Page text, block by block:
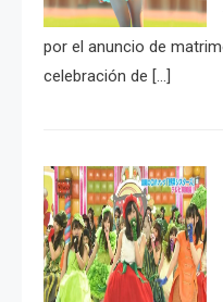
por el anuncio de
celebración de […]